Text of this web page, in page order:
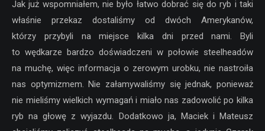
Jak już wspomniałem, nie było łatwo dobrać się do ryb i taki
właśnie przekaz dostaliśmy od dwóch Amerykanów,
którzy przybyli na miejsce kilka dni przed nami. Byli
to wędkarze bardzo doświadczeni w połowie steelheadów
na muchę, więc informacja o zerowym urobku, nie nastroiła
nas optymizmem. Nie załamywaliśmy się jednak, ponieważ
nie mieliśmy wielkich wymagań i miało nas zadowolić po kilka
ryb na głowę z wyjazdu. Dodatkowo ja, Maciek i Mateusz